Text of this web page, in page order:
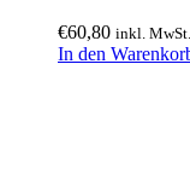
€60,80 inkl.
In den